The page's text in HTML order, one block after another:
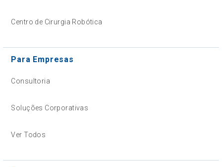
Centro de Cirurgia Robótica
Para Empresas
Consultoria
Soluções Corporativas
Ver Todos